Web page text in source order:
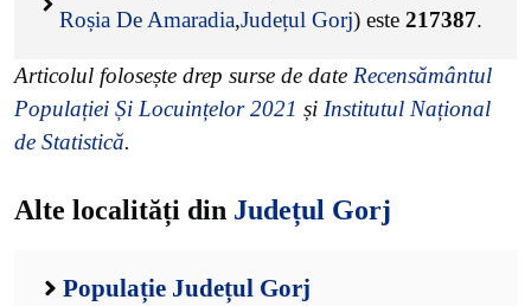
Roșia De Amaradia,Județul Gorj) este 217387.
Articolul folosește drep surse de date Recensământul
Populației Și Locuințelor 2021 și Institutul Național
de Statistică.
Alte localități din Județul Gorj
Populație Județul Gorj